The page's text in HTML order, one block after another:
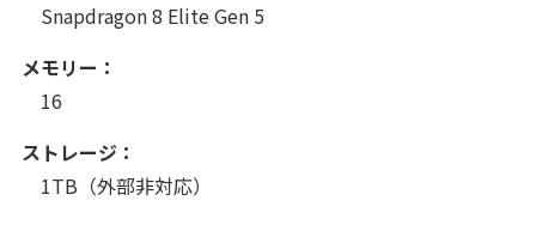
Snapdragon 8 Elite Gen 5
メモリー：
16
ストレージ：
1TB（外部非対応）